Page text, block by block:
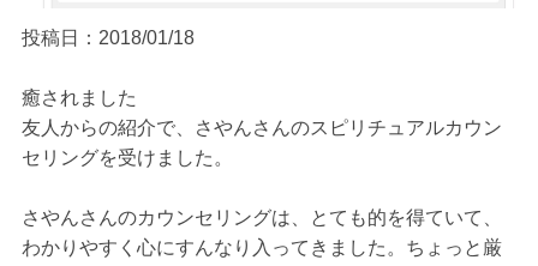
投稿日：2018/01/18
癒されました
友人からの紹介で、さやんさんのスピリチュアルカウン
セリングを受けました。
さやんさんのカウンセリングは、とても的を得ていて、
わかりやすく心にすんなり入ってきました。ちょっと厳